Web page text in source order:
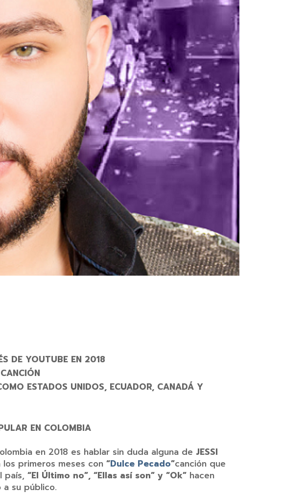
DE YOUTUBE EN 2018
ESTADOS UNIDOS, ECUADOR, CANADÁ Y
EN COLOMBIA
en 2018 es hablar sin duda alguna de JESSI
los primeros meses con“Dulce Pecado”canción que
país,“El Último no”, “Ellas así son” y “Ok” hacen
su público.